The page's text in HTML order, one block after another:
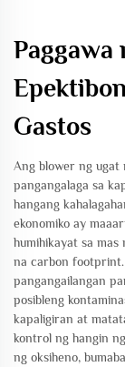
Paggawa
Gastos
Ang blower ng ugat
pangangalaga sa
hangang
ekonomiko ay
humihikayat sa mas
na carbon footprint.
pangangailangan
posibleng
kapaligiran at
kontrol ng hangin
ng oksiheno,